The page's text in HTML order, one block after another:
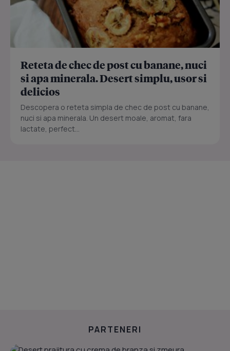
Reteta de chec de post cu banane, nuci
si apa minerala. Desert simplu, usor si
delicios
Descopera o reteta simpla de chec de post cu banane,
nuci si apa minerala. Un desert moale, aromat, fara
lactate, perfect...
PARTENERI